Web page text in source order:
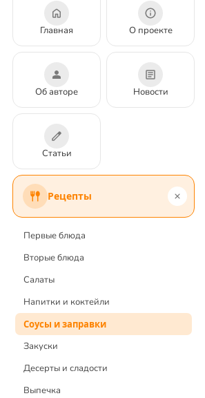
Главная О проекте
Об авторе Новости
Статьи
Рецепты
Первые блюда
Вторые блюда
Салаты
Напитки и коктейли
Соусы и заправки
Закуски
Десерты и сладости
Выпечка